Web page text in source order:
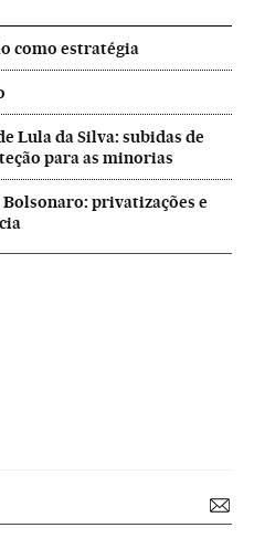
como estratégia
Lula da Silva: subidas de
para as minorias
privatizações e